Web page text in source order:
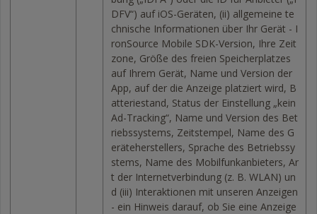
DFV“) auf iOS-Geräten, (ii) allgemeine te
chnische Informationen über Ihr Gerät - I
ronSource Mobile SDK-Version, Ihre Zeit
zone, Größe des freien Speicherplatzes
auf Ihrem Gerät, Name und Version der
App, auf der die Anzeige platziert wird, B
atteriestand, Status der Einstellung „kein
Ad-Tracking“, Name und Version des Bet
riebssystems, Zeitstempel, Name des G
eräteherstellers, Sprache des Betriebssy
stems, Name des Mobilfunkanbieters, Ar
t der Internetverbindung (z. B. WLAN) un
d (iii) Interaktionen mit unseren Anzeigen
- ein Hinweis darauf, ob Sie eine Anzeige